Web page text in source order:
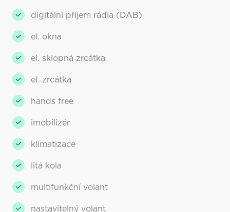
digitální příjem rádia (DAB)
el. okna
el. sklopná zrcátka
el. zrcátka
hands free
imobilizér
klimatizace
litá kola
multifunkční volant
nastavitelný volant